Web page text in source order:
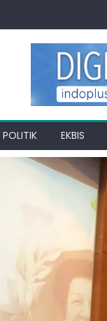
POLITIK EKBIS